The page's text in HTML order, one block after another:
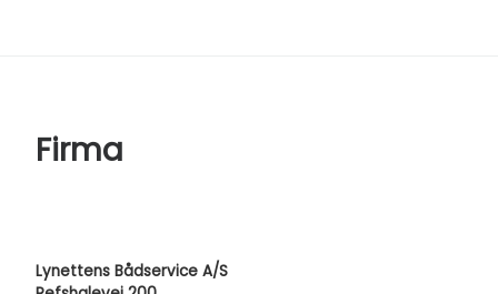
Firma
Lynettens Bådservice A/S